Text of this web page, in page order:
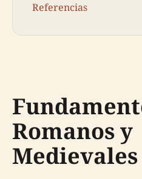
Referencias
Romanos y
Medievales